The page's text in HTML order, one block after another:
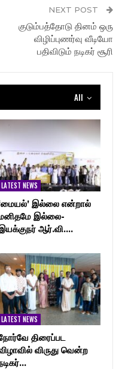
NEXT POST
குடும்பத்தோடு தினம் ஒரு
விழிப்புணர்வு வீடியோ
பதிவிடும் நடிகர் சூரி
All
LATEST NEWS
இல்லை என்றால்
இல்லை-
ஆர்.வி.…
LATEST NEWS
திரைப்பட
விருது வென்ற